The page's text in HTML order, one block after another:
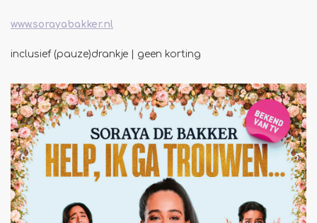
www.sorayabakker.nl
inclusief (pauze)drankje | geen korting